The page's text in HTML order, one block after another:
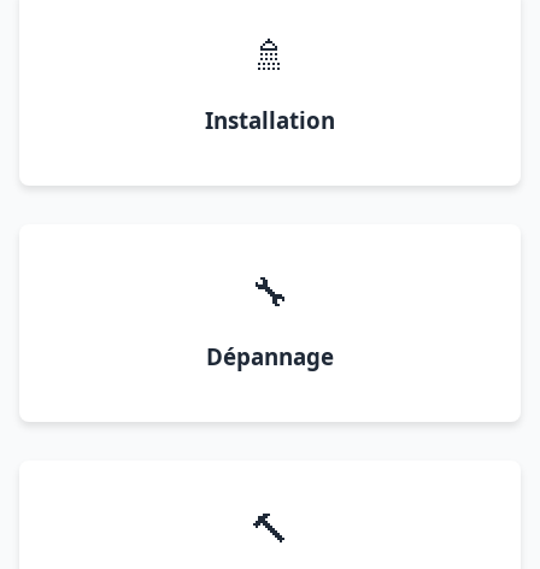
🚿
Installation
🔧
Dépannage
🔨